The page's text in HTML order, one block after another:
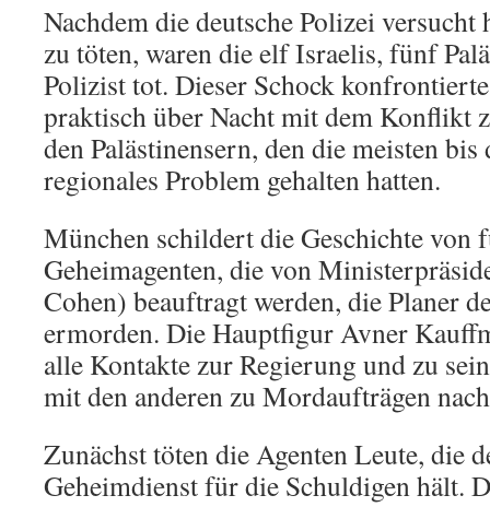
Nachdem die deutsche Polizei versucht
zu töten, waren die elf Israelis, fünf
Polizist tot. Dieser Schock
praktisch über Nacht mit dem Konflikt
den Palästinensern, den die meisten
regionales Problem gehalten hatten.
München schildert die Geschichte
Geheimagenten, die von
Cohen) beauftragt werden, die Planer
ermorden. Die Hauptfigur Avner
alle Kontakte zur Regierung und zu
mit den anderen zu Mordaufträgen
Zunächst töten die Agenten Leute, die
Geheimdienst für die Schuldigen hält.